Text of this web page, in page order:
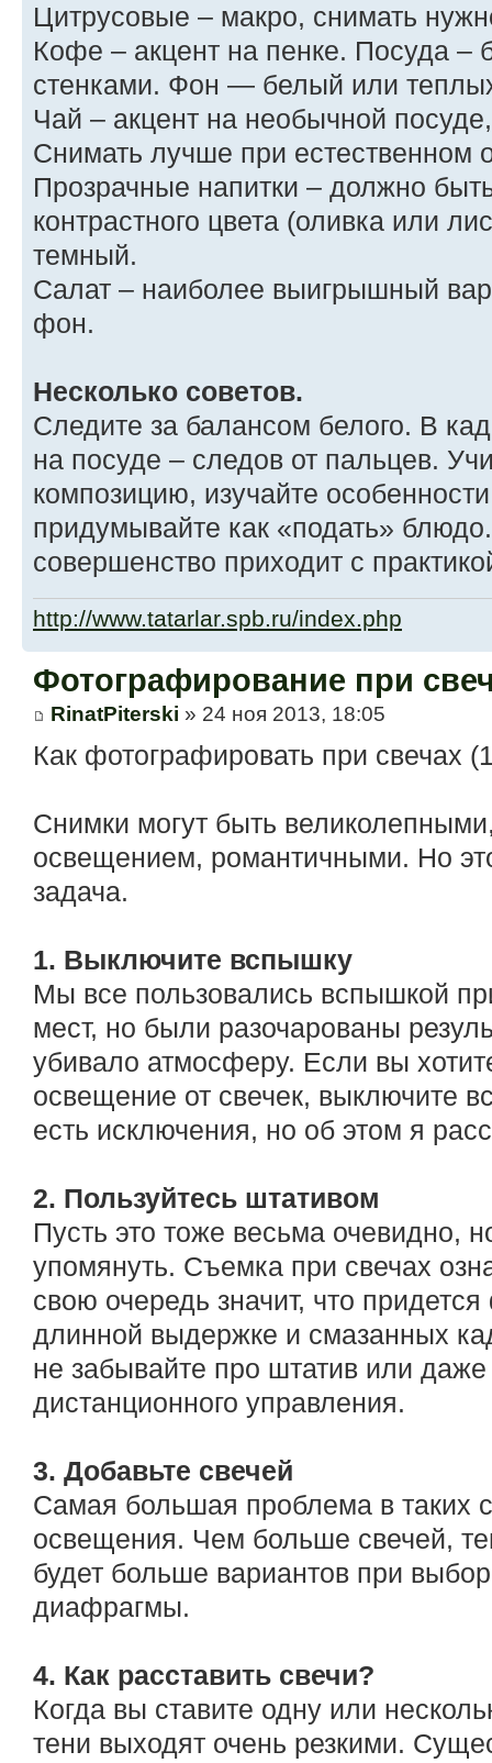
Цитрусовые – макро, снимать
Кофе – акцент на пенке. Посуда –
стенками. Фон — белый или
Чай – акцент на необычной
Снимать лучше при естественном
Прозрачные напитки – должно
контрастного цвета (оливка или
темный.
Салат – наиболее выигрышный
фон.
Несколько советов.
Следите за балансом белого. В
на посуде – следов от пальцев.
композицию, изучайте
придумывайте как «подать»
совершенство приходит с
http://www.tatarlar.spb.ru/index.php
Фотографирование при
RinatPiterski » 24 ноя 2013, 18:05
Как фотографировать при свечах
Снимки могут быть
освещением, романтичными. Но
задача.
1. Выключите вспышку
Мы все пользовались вспышкой
мест, но были разочарованы
убивало атмосферу. Если вы
освещение от свечек, выключите
есть исключения, но об этом я
2. Пользуйтесь штативом
Пусть это тоже весьма очевидно,
упомянуть. Съемка при свечах
свою очередь значит, что
длинной выдержке и смазанных
не забывайте про штатив или даже
дистанционного управления.
3. Добавьте свечей
Самая большая проблема в таких
освещения. Чем больше свечей,
будет больше вариантов при
диафрагмы.
4. Как расставить свечи?
Когда вы ставите одну или
тени выходят очень резкими.